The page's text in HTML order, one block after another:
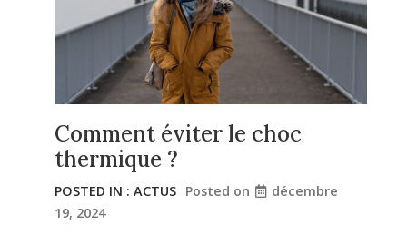
Comment éviter le choc
thermique ?
POSTED IN : ACTUS Posted on
décembre
19, 2024